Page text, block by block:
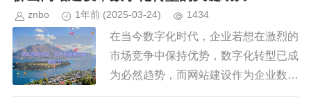
znbo 1年前 (2025-03-24) 1434
在当今数字化时代，企业若想在激烈的
市场竞争中保持优势，数字化转型已成
为必然趋势，而网站建设作为企业数字
化转型的第一步，不仅能够提升品牌形